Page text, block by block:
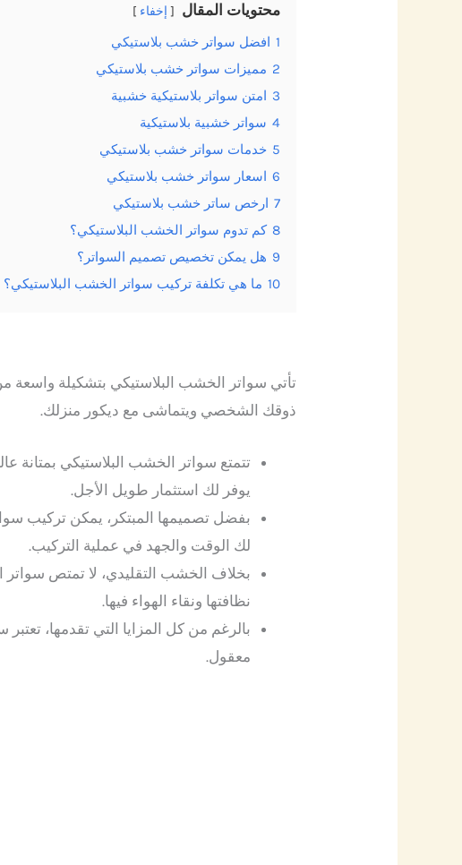
محتويات المقال إخفاء
1 افضل سواتر خشب بلاستيكي
2 مميزات سواتر خشب بلاستيكي
3 امتن سواتر بلاستيكية خشبية
4 سواتر خشبية بلاستيكية
5 خدمات سواتر خشب بلاستيكي
6 اسعار سواتر خشب بلاستيكي
7 ارخص ساتر خشب بلاستيكي
8 كم تدوم سواتر الخشب البلاستيكي؟
9 هل يمكن تخصيص تصميم السواتر؟
10 ما هي تكلفة تركيب سواتر الخشب البلاستيكي؟
تأتي سواتر الخشب البلاستيكي بتشكيلة واسعة
ذوقك الشخصي ويتماشى مع ديكور منزلك.
تتمتع سواتر الخشب البلاستيكي بمتانة
يوفر لك استثمار طويل الأجل.
بفضل تصميمها المبتكر، يمكن تركيب
لك الوقت والجهد في عملية التركيب.
بخلاف الخشب التقليدي، لا تمتص سواتر
نظافتها ونقاء الهواء فيها.
بالرغم من كل المزايا التي تقدمها،
معقول.